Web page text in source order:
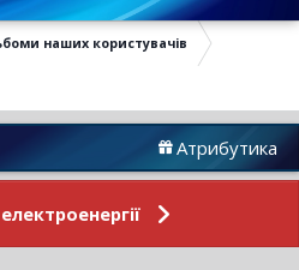
наших користувачів
Атрибутика